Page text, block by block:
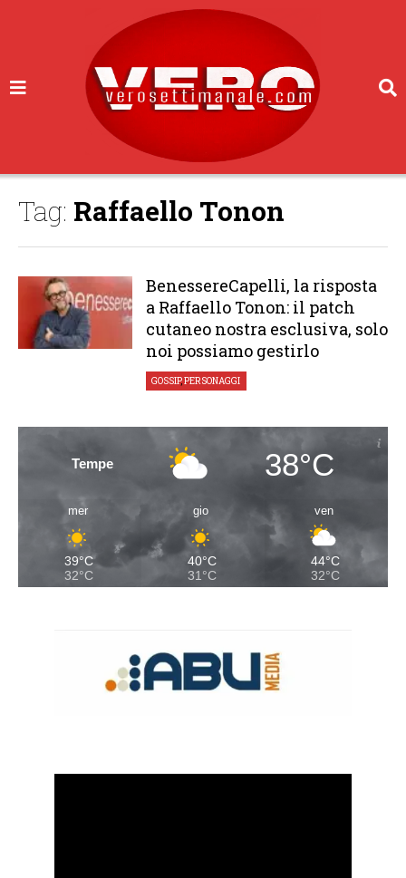
Tag: Raffaello Tonon
BenessereCapelli, la risposta
a Raffaello Tonon: il patch
cutaneo nostra esclusiva, solo
noi possiamo gestirlo
GOSSIP,PERSONAGGI
Tempe 38°C
mer
39°C
32°C
gio
40°C
31°C
ven
44°C
32°C